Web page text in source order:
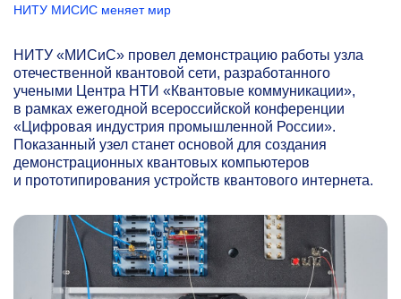
НИТУ МИСИС меняет мир
НИТУ «МИСиС» провел демонстрацию работы узла
отечественной квантовой сети, разработанного
учеными Центра НТИ «Квантовые коммуникации»,
в рамках ежегодной всероссийской конференции
«Цифровая индустрия промышленной России».
Показанный узел станет основой для создания
демонстрационных квантовых компьютеров
и прототипирования устройств квантового интернета.